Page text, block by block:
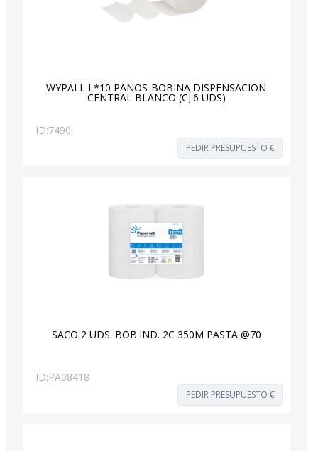
WYPALL L*10 PAÑOS-BOBINA DISPENSACION
CENTRAL BLANCO (CJ.6 UDS)
ID:7490
PEDIR PRESUPUESTO €
SACO 2 UDS. BOB.IND. 2C 350M PASTA @70
ID:PA08418
PEDIR PRESUPUESTO €